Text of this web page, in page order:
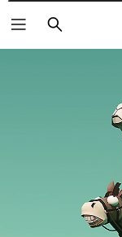
Pesquisar